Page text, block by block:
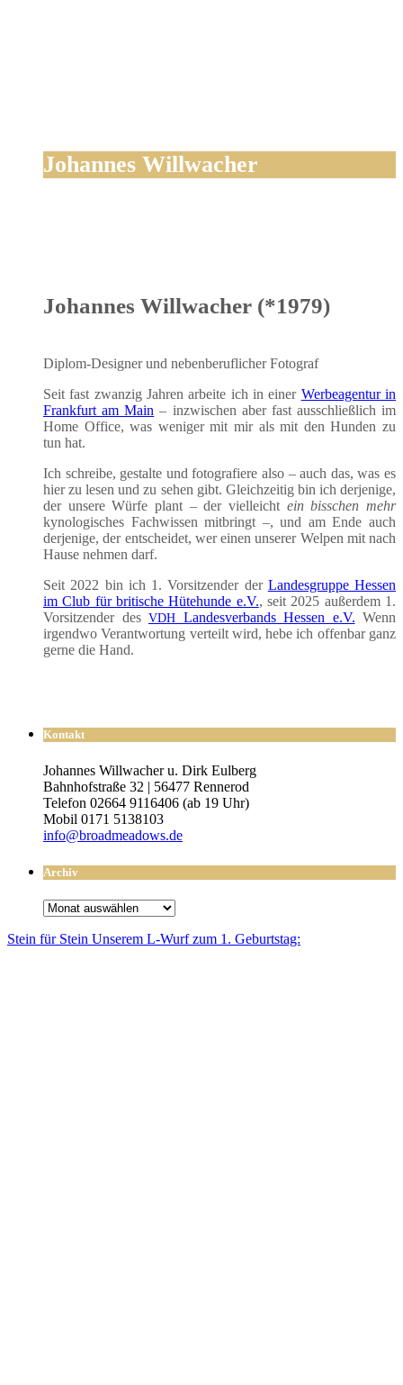
Johannes Willwacher
Johannes Willwacher (*1979)
Diplom-Desi­gner und neben­be­ruf­li­cher Fotograf
Seit fast zwan­zig Jah­ren arbei­te ich in einer Wer­be­agen­tur in
Frank­furt am Main – inzwi­schen aber fast aus­schließ­lich im
Home Office, was weni­ger mit mir als mit den Hun­den zu
tun hat.
Ich schrei­be, gestal­te und foto­gra­fie­re also – auch das, was es
hier zu lesen und zu sehen gibt. Gleich­zei­tig bin ich der­je­ni­ge,
der unse­re Wür­fe plant – der viel­leicht ein biss­chen mehr
kyno­lo­gi­sches Fach­wis­sen mit­bringt –, und am Ende auch
der­je­ni­ge, der ent­schei­det, wer einen unse­rer Wel­pen mit nach
Hau­se neh­men darf.
Seit 2022 bin ich 1. Vor­sit­zen­der der Lan­des­grup­pe Hes­sen
im Club für bri­ti­sche Hüte­hun­de e.V., seit 2025 außer­dem 1.
Vor­sit­zen­der des VDH Lan­des­ver­bands Hes­sen e.V. Wenn
irgend­wo Ver­ant­wor­tung ver­teilt wird, hebe ich offen­bar ganz
ger­ne die Hand.
Kontakt
Johannes Willwacher u. Dirk Eulberg
Bahnhofstraße 32 | 56477 Rennerod
Telefon 02664 9116406 (ab 19 Uhr)
Mobil 0171 5138103
info@broadmeadows.de
Archiv
Archiv
Stein für Stein Unse­rem L-Wurf zum 1. Geburtstag: